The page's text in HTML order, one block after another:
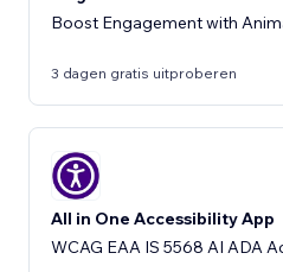
Boost Engagement with
3 dagen gratis uitproberen
All in One Accessibility App
WCAG EAA IS 5568 AI ADA